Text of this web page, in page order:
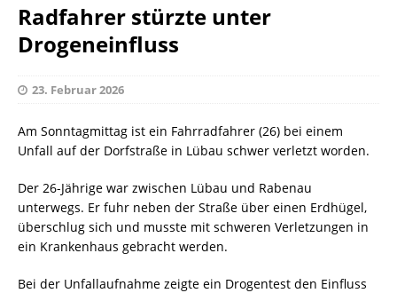
Radfahrer stürzte unter
Drogeneinfluss
23. Februar 2026
Am Sonntagmittag ist ein Fahrradfahrer (26) bei einem
Unfall auf der Dorfstraße in Lübau schwer verletzt worden.
Der 26-Jährige war zwischen Lübau und Rabenau
unterwegs. Er fuhr neben der Straße über einen Erdhügel,
überschlug sich und musste mit schweren Verletzungen in
ein Krankenhaus gebracht werden.
Bei der Unfallaufnahme zeigte ein Drogentest den Einfluss